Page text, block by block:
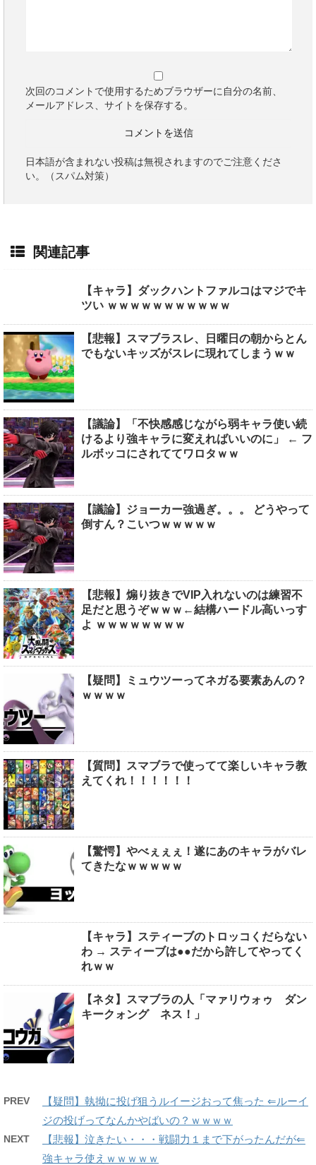
次回のコメントで使用するためブラウザーに自分の名前、
メールアドレス、サイトを保存する。
日本語が含まれない投稿は無視されますのでご注意くださ
い。（スパム対策）
関連記事
【キャラ】ダックハントファルコはマジでキ
ツい ｗｗｗｗｗｗｗｗｗｗｗ
【悲報】スマブラスレ、日曜日の朝からとん
でもないキッズがスレに現れてしまうｗｗ
【議論】「不快感感じながら弱キャラ使い続
けるより強キャラに変えればいいのに」 ← フ
ルボッコにされててワロタｗｗ
【議論】ジョーカー強過ぎ。。。 どうやって
倒すん？こいつｗｗｗｗｗ
【悲報】煽り抜きでVIP入れないのは練習不
足だと思うぞｗｗｗ←結構ハードル高いっす
よ ｗｗｗｗｗｗｗｗ
【疑問】ミュウツーってネガる要素あんの？
ｗｗｗｗ
【質問】スマブラで使ってて楽しいキャラ教
えてくれ！！！！！！
【驚愕】やべぇぇぇ！遂にあのキャラがバレ
てきたなｗｗｗｗｗ
【キャラ】スティーブのトロッコくだらない
わ → スティーブは●●だから許してやってく
れｗｗ
【ネタ】スマブラの人「マァリウォゥ ダン
キークォング ネス！」
PREV
【疑問】執拗に投げ狙うルイージおって焦った ⇐ルーイ
ジの投げってなんかやばいの？ｗｗｗｗ
NEXT
【悲報】泣きたい・・・戦闘力１まで下がったんだが⇐
強キャラ使えｗｗｗｗｗ